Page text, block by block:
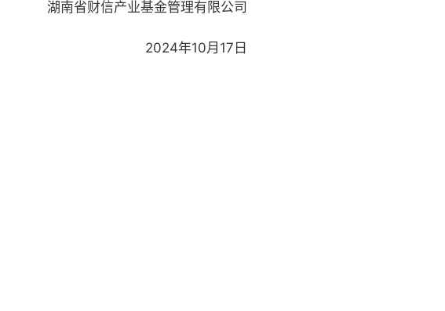
湖南省财信产业基金管理有限公司
2024年10月17日